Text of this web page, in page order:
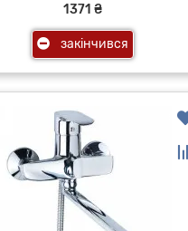
1371 ₴
закінчився